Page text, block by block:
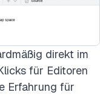
direkt im
für Editoren
Erfahrung für